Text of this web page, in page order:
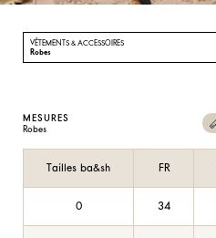
VÊTEMENTS & ACCESSOIRES
Robes
MESURES
Robes
Tailles ba&sh FR
0 34